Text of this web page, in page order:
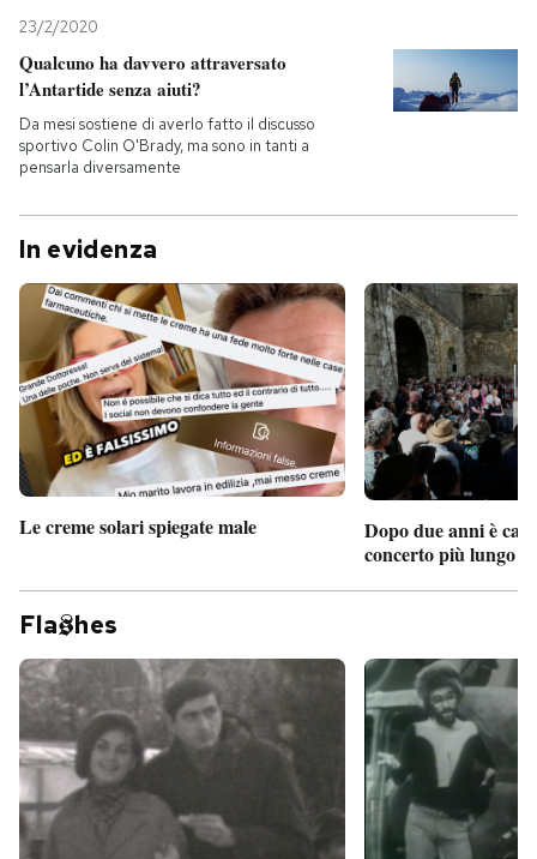
23/2/2020
Qualcuno ha davvero attraversato
l’Antartide senza aiuti?
Da mesi sostiene di averlo fatto il discusso
sportivo Colin O'Brady, ma sono in tanti a
pensarla diversamente
In evidenza
Le creme solari spiegate male
Dopo due anni è
concerto più lungo
Fla hes